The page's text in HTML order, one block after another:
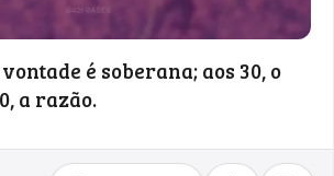
é soberana; aos 30, o
a razão.